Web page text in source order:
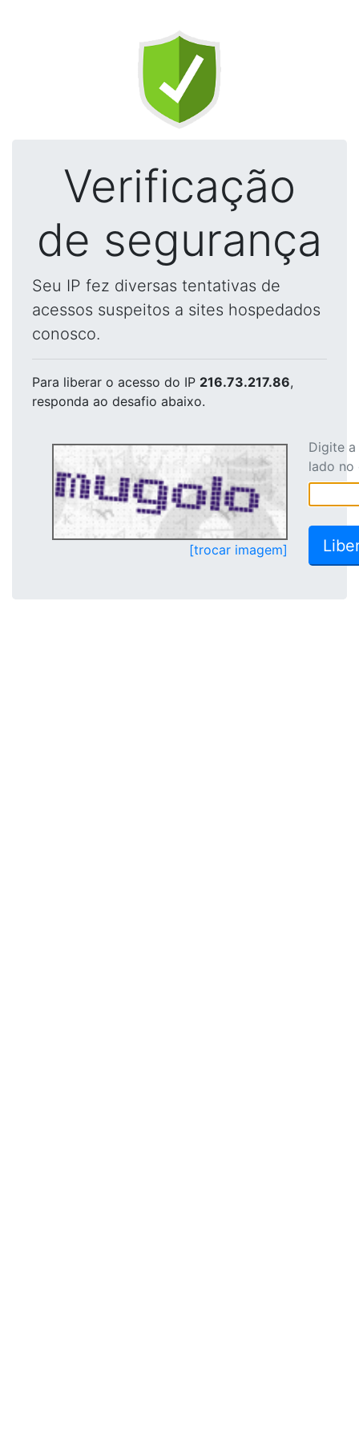
Verificação
de segurança
Seu IP fez diversas tentativas de
acessos suspeitos a sites hospedados
conosco.
Para liberar o acesso do IP 216.73.217.86,
responda ao desafio abaixo.
[trocar imagem]
Digite
lado no